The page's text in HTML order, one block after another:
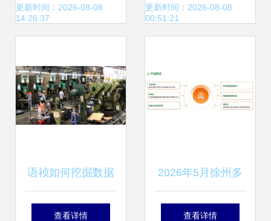
品，助力全产业链
更新时间：2026-08-08
14:26:37
那么多钱在数据服
更新时间：2026-08-08
00:51:21
语祯如何挖掘数据
神力 从追求效率开
查看详情
2026年5月徐州多
回路电气火灾监测
查看详情